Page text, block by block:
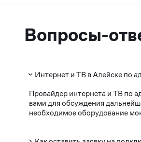
Вопросы-
Интернет и ТВ в Алейске по
Провайдер интернета и ТВ по
вами для обсуждения
необходимое оборудование